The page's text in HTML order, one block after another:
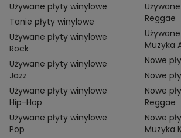
Używane płyty winylowe
Tanie płyty winylowe
Używane płyty winylowe
Rock
Używane płyty winylowe
Jazz
Używane płyty winylowe
Hip-Hop
Używane płyty winylowe
Pop
Reggae
Muzyka
Nowe
Nowe
Nowe
Reggae
Nowe
Muzyka